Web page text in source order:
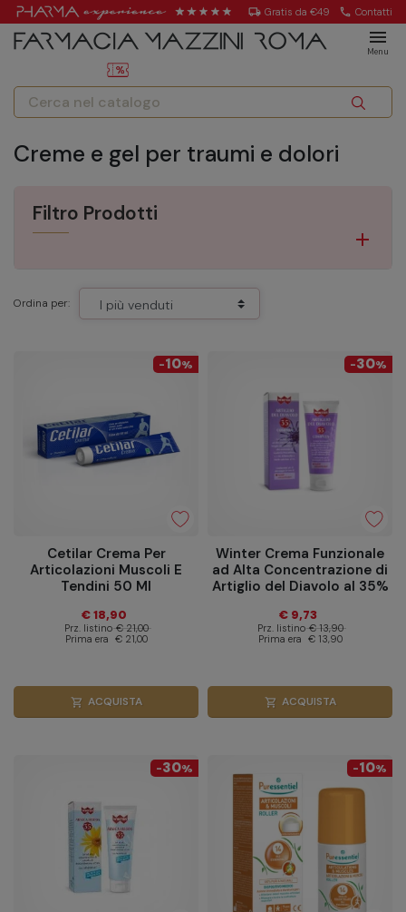
local_shipping Gratis da €49 call Contatti
menu
Menu
Creme e gel per traumi e dolori
Filtro Prodotti
Ordina per:
-10%
Cetilar Crema Per
Articolazioni Muscoli E
Tendini 50 Ml
€ 18,90
Prz. listino € 21,00
Prima era € 21,00
shopping_cart ACQUISTA
-30%
Winter Crema Funzionale
ad Alta Concentrazione di
Artiglio del Diavolo al 35%
€ 9,73
Prz. listino € 13,90
Prima era € 13,90
shopping_cart ACQUISTA
-30% -10%